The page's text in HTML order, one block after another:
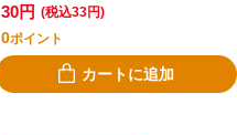
30円 (税込33円)
0ポイント
カートに追加